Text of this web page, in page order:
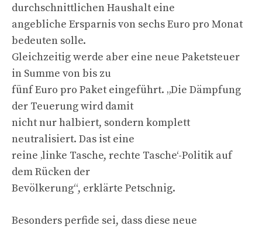
durchschnittlichen Haushalt eine
angebliche Ersparnis von sechs Euro pro Monat
bedeuten solle.
Gleichzeitig werde aber eine neue Paketsteuer
in Summe von bis zu
fünf Euro pro Paket eingeführt. „Die Dämpfung
der Teuerung wird damit
nicht nur halbiert, sondern komplett
neutralisiert. Das ist eine
reine ‚linke Tasche, rechte Tasche‘-Politik auf
dem Rücken der
Bevölkerung“, erklärte Petschnig.
Besonders perfide sei, dass diese neue